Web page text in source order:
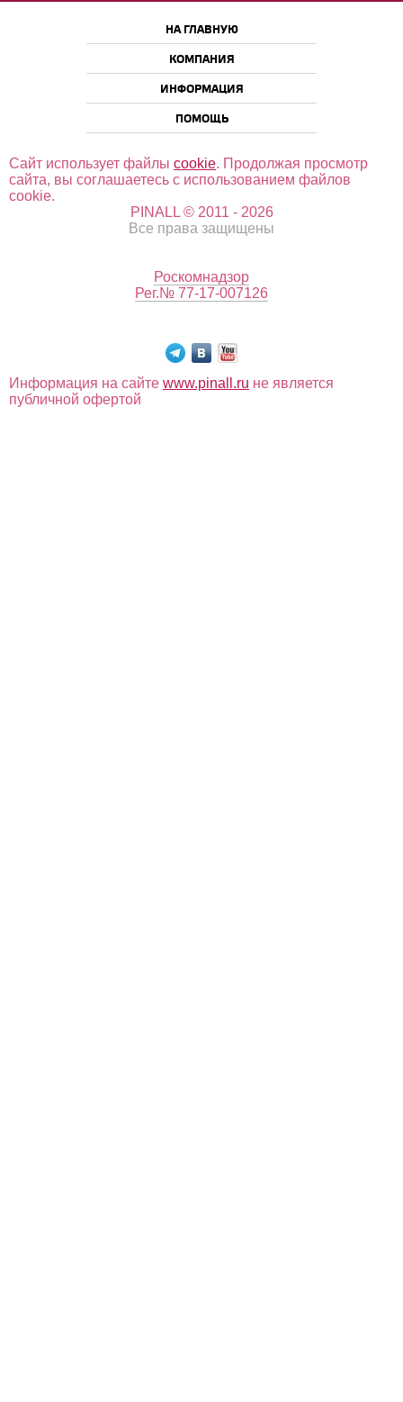
НА ГЛАВНУЮ
КОМПАНИЯ
ИНФОРМАЦИЯ
ПОМОЩЬ
Сайт использует файлы cookie. Продолжая просмотр
сайта, вы соглашаетесь с использованием файлов
cookie.
PINALL © 2011 - 2026
Все права защищены
Роскомнадзор
Рег.№ 77-17-007126
Информация на сайте www.pinall.ru не является
публичной офертой